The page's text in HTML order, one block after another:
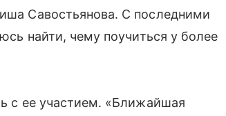
Савостьянова. С последними
найти, чему поучиться у более
с ее участием. «Ближайшая